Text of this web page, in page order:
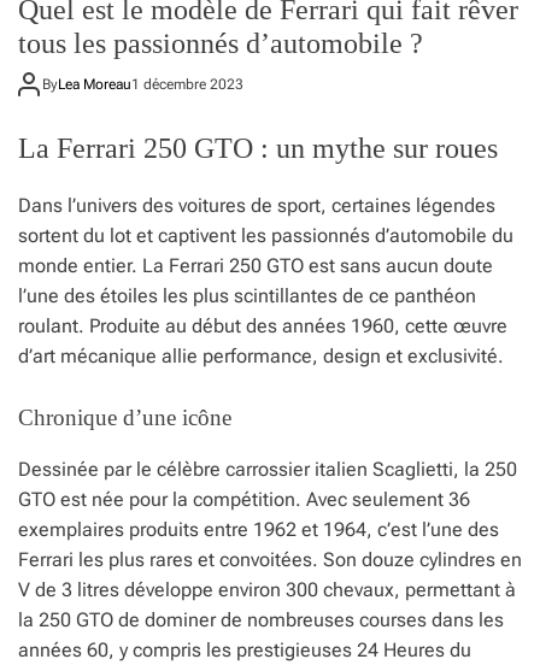
Quel est le modèle de Ferrari qui fait rêver
tous les passionnés d’automobile ?
ByLea Moreau1 décembre 2023
La Ferrari 250 GTO : un mythe sur roues
Dans l’univers des voitures de sport, certaines légendes
sortent du lot et captivent les passionnés d’automobile du
monde entier. La Ferrari 250 GTO est sans aucun doute
l’une des étoiles les plus scintillantes de ce panthéon
roulant. Produite au début des années 1960, cette œuvre
d’art mécanique allie performance, design et exclusivité.
Chronique d’une icône
Dessinée par le célèbre carrossier italien Scaglietti, la 250
GTO est née pour la compétition. Avec seulement 36
exemplaires produits entre 1962 et 1964, c’est l’une des
Ferrari les plus rares et convoitées. Son douze cylindres en
V de 3 litres développe environ 300 chevaux, permettant à
la 250 GTO de dominer de nombreuses courses dans les
années 60, y compris les prestigieuses 24 Heures du